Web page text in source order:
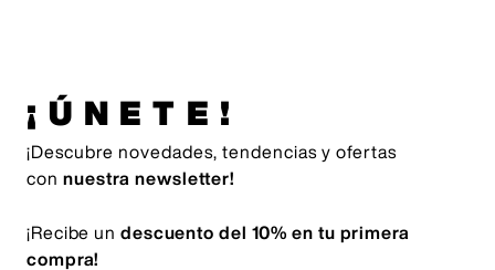
¡ÚNETE!
¡Descubre novedades, tendencias y ofertas
con nuestra newsletter!
¡Recibe un descuento del 10% en tu primera
compra!